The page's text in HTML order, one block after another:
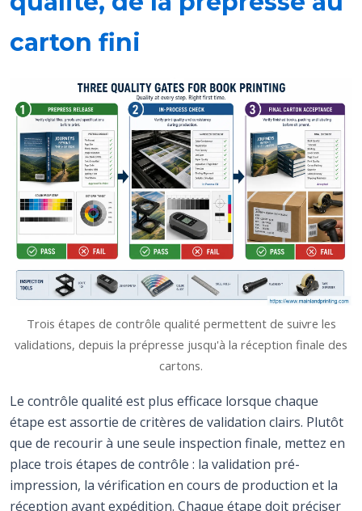
carton fini
Trois étapes de contrôle qualité permettent de suivre les
validations, depuis la prépresse jusqu'à la réception finale des
cartons.
Le contrôle qualité est plus efficace lorsque chaque
étape est assortie de critères de validation clairs. Plutôt
que de recourir à une seule inspection finale, mettez en
place trois étapes de contrôle : la validation pré-
impression, la vérification en cours de production et la
réception avant expédition. Chaque étape doit préciser